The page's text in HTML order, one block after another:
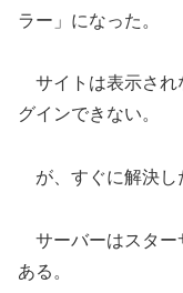
ラー」になった。
サイトは表示され
グインできない。
が、すぐに解決し
サーバーはスター
ある。